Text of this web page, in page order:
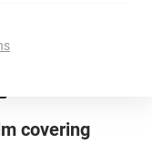
covering
en passant par le
pour la garder en